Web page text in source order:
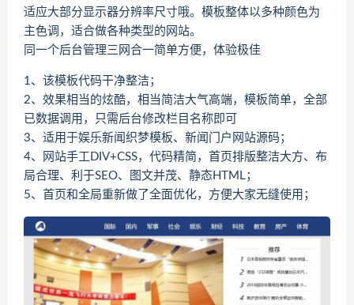
适应大部分显示器分辨率尺寸哦。模板整体以多种颜色为
主色调，适合做各种类型的网站。
同一个后台管理三网合一简单方便，体验极佳
1、该模板代码干净整洁；
2、效果相当的炫酷，相当简洁大气高端，模板简单，全部
已数据调用，只需后台修改栏目名称即可
3、适用于娱乐新闻织梦模板、新闻门户网站源码；
4、网站手工DIV+CSS，代码精简，首页排版整洁大方、布
局合理、利于SEO、图文并茂、静态HTML；
5、首页和全局重新做了全面优化，方便大家无缝使用；